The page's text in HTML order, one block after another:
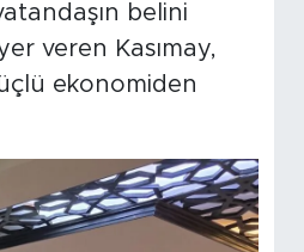
belini
veren Kasımay,
ekonomiden